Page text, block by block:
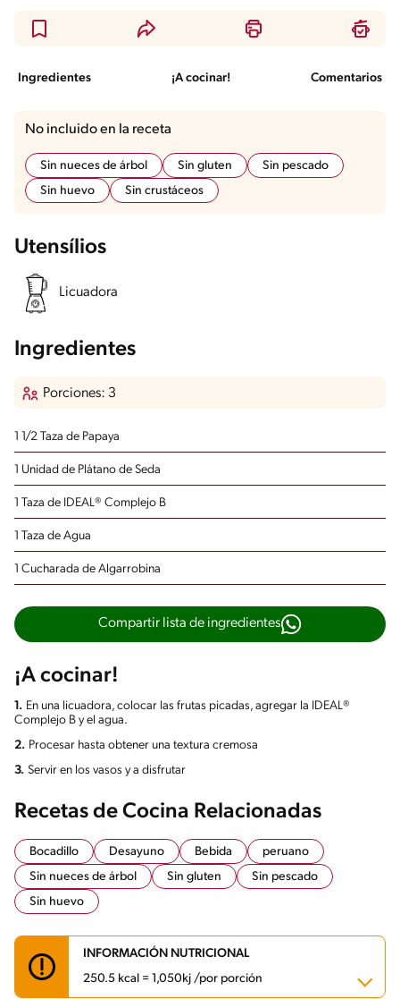
Ingredientes ¡A cocinar! Comentarios
No incluido en la receta
Sin nueces de árbol Sin gluten
Sin pescado
Sin huevo
Sin crustáceos
Utensílios
Licuadora
Ingredientes
Porciones: 3
1 1/2 Taza de Papaya
1 Unidad de Plátano de Seda
1 Taza de IDEAL® Complejo B
1 Taza de Agua
1 Cucharada de Algarrobina
Compartir lista de ingredientes
¡A cocinar!
1. En una licuadora, colocar las frutas picadas, agregar la IDEAL®
Complejo B y el agua.
2. Procesar hasta obtener una textura cremosa
3. Servir en los vasos y a disfrutar
Recetas de Cocina Relacionadas
Bocadillo Desayuno Bebida
peruano
Sin nueces de árbol
Sin gluten
Sin pescado
Sin huevo
INFORMACIÓN NUTRICIONAL
250.5 kcal = 1,050kj /por porción